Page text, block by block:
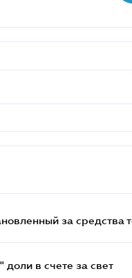
за средства
в счете за свет